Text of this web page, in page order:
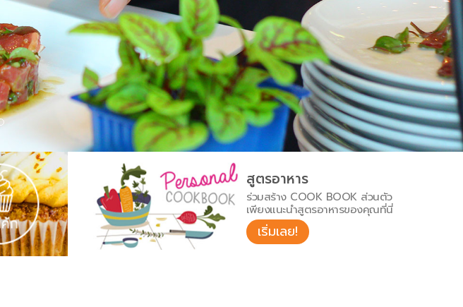
สูตรอาหาร
ร่วมสร้าง COOK BOOK ส่วนตัว
เพียงแนะนำสูตรอาหารของคุณที่นี่
เริ่มเลย!